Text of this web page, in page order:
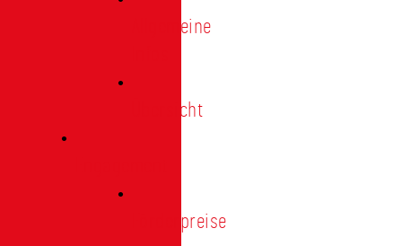
Allgemeine
Übersicht
Förderpreise